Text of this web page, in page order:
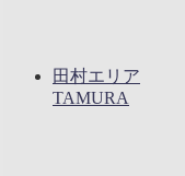
田村エリア
TAMURA